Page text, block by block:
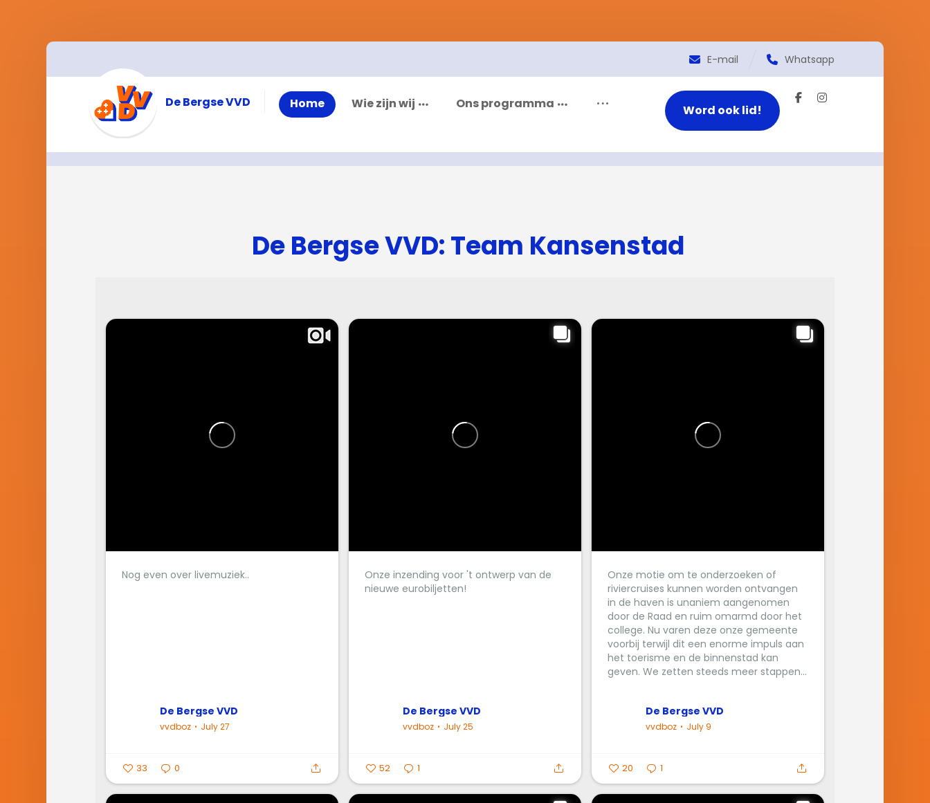
Whatsapp
E-mail
De Bergse VVD Home Wie zijn wij Ons programma Word ook lid!
De Bergse VVD: Team Kansenstad
Nog even over livemuziek..
De Bergse VVD
vvdboz July 27
33 0
Onze inzending voor 't ontwerp van de
nieuwe eurobiljetten!
De Bergse VVD
vvdboz July 25
52 1
Onze motie om te onderzoeken of
riviercruises kunnen worden ontvangen
in de haven is unaniem aangenomen
door de Raad en ruim omarmd door het
college. Nu varen deze onze gemeente
voorbij terwijl dit een enorme impuls aan
het toerisme en de binnenstad kan
geven. We zetten steeds meer stappen...
De Bergse VVD
vvdboz July 9
20 1